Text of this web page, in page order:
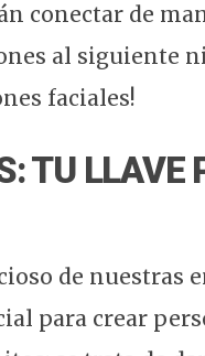
conectar de
al siguiente
faciales!
TU LLAVE
de nuestras
para crear